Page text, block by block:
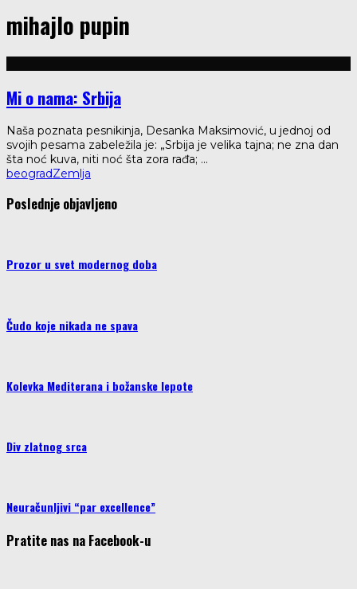
mihajlo pupin
Mi o nama: Srbija
Naša poznata pesnikinja, Desanka Maksimović, u jednoj od
svojih pesama zabeležila je: „Srbija je velika tajna; ne zna dan
šta noć kuva, niti noć šta zora rađa; ...
beogradZemlja
Poslednje objavljeno
Prozor u svet modernog doba
Čudo koje nikada ne spava
Kolevka Mediterana i božanske lepote
Div zlatnog srca
Neuračunljivi “par excellence”
Pratite nas na Facebook-u